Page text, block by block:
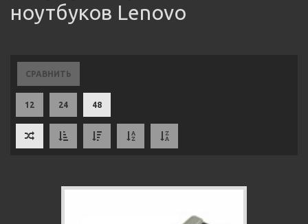
ноутбуков Lenovo
СРАВНИТЬ
12 24 48